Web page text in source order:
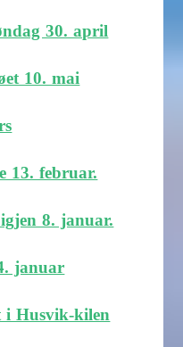
30. april
10. mai
13. februar.
8. januar.
januar
i Husvik-kilen